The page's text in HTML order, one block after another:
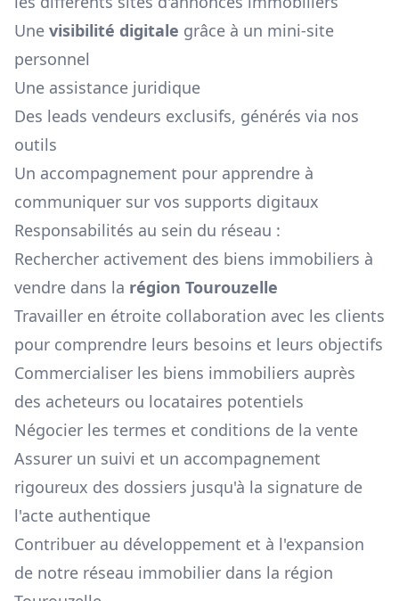
Une visibilité digitale grâce à un mini-site
personnel
Une assistance juridique
Des leads vendeurs exclusifs, générés via nos
outils
Un accompagnement pour apprendre à
communiquer sur vos supports digitaux
Responsabilités au sein du réseau :
Rechercher activement des biens immobiliers à
vendre dans la région Tourouzelle
Travailler en étroite collaboration avec les clients
pour comprendre leurs besoins et leurs objectifs
Commercialiser les biens immobiliers auprès
des acheteurs ou locataires potentiels
Négocier les termes et conditions de la vente
Assurer un suivi et un accompagnement
rigoureux des dossiers jusqu'à la signature de
l'acte authentique
Contribuer au développement et à l'expansion
de notre réseau immobilier dans la région